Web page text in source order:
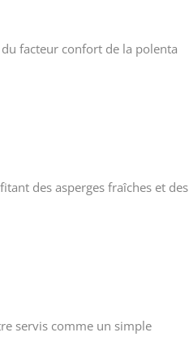
facteur confort de la polenta
des asperges fraîches et des
servis comme un simple